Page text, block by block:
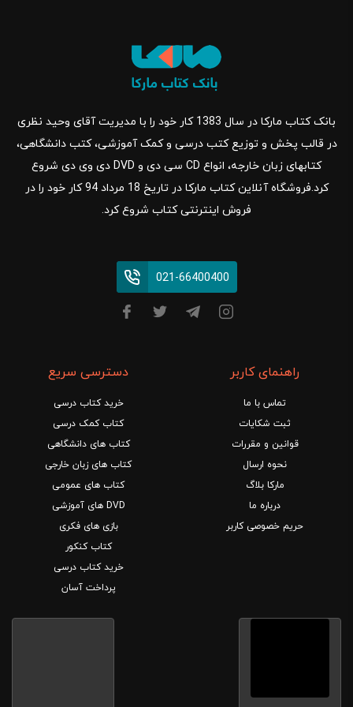
بانک کتاب مارکا در سال 1383 کار خود را با مدیریت آقای وحید نظری
در قالب پخش و توزیع کتب درسی و کمک آموزشی، کتب دانشگاهی،
کتابهای زبان خارجه، انواع CD سی دی و DVD دی وی دی شروع
کرد.فروشگاه آنلاین کتاب مارکا در تاریخ 18 مرداد 94 کار خود را در
فروش اینترنتی کتاب شروع کرد.
021-66400400
راهنمای کاربر
تماس با ما
ثبت شکایات
قوانین و مقررات
نحوه ارسال
مارکا بلاگ
درباره ما
حریم خصوصی کاربر
دسترسی سریع
خرید کتاب درسی
کتاب کمک درسی
کتاب های دانشگاهی
کتاب های زبان خارجی
کتاب های عمومی
DVD های آموزشی
بازی های فکری
کتاب کنکور
خرید کتاب درسی
پرداخت آسان